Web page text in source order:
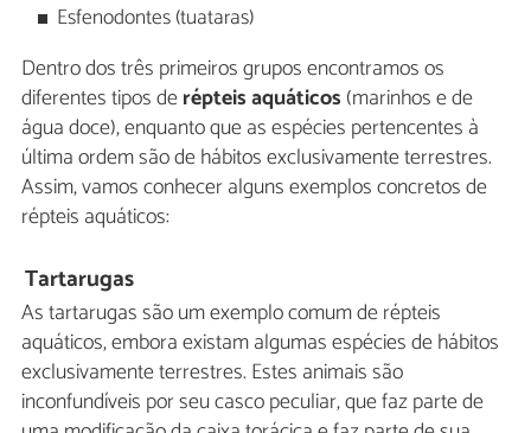
Esfenodontes (tuataras)
Dentro dos três primeiros grupos encontramos os
diferentes tipos derépteis aquáticos (marinhos e de
água doce), enquanto que as espécies pertencentes à
última ordem são de hábitos exclusivamente terrestres.
Assim, vamos conhecer alguns exemplos concretos de
répteis aquáticos:
Tartarugas
As tartarugas são um exemplo comum de répteis
aquáticos, embora existam algumas espécies de hábitos
exclusivamente terrestres. Estes animais são
inconfundíveis por seu casco peculiar, que faz parte de